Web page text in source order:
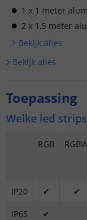
1 x 1 meter
2 x 1,5 meter
Bekijk alles
Bekijk alles
Toepassing
Welke led
RGB
IP20 ✔ ✔
IP65
✔